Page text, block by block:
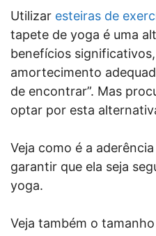
Utilizar esteiras de
tapete de yoga é uma
benefícios
amortecimento
de encontrar”. Mas
optar por esta
Veja como é a
garantir que ela seja
yoga.
Veja também o